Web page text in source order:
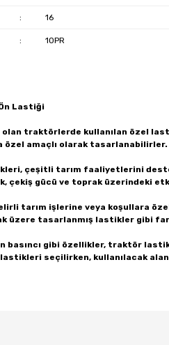
: 16
: 10PR
Lastiği
traktörlerde kullanılan özel
özel amaçlı olarak tasarlanabilirler.
çeşitli tarım faaliyetlerini
çekiş gücü ve toprak
tarım işlerine veya koşullara
üzere tasarlanmış lastikler gibi
basıncı gibi özellikler, traktör
seçilirken, kullanılacak